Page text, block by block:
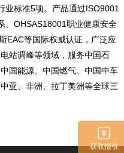
业标准5项。产品通过ISO9001
、OHSAS18001职业健康安全
EAC等国际权威认证，广泛应
站调峰等领域，服务中国石
国能源、中国燃气、中国中车
亚、非洲、拉丁美洲等全球三
获取报价